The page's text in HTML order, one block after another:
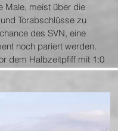
Male, meist über die
Torabschlüsse zu
des SVN, eine
noch pariert werden.
dem Halbzeitpfiff mit 1:0